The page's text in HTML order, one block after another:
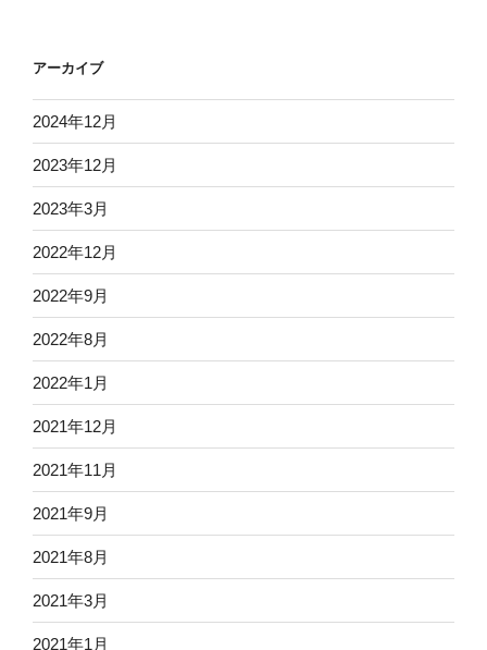
アーカイブ
2024年12月
2023年12月
2023年3月
2022年12月
2022年9月
2022年8月
2022年1月
2021年12月
2021年11月
2021年9月
2021年8月
2021年3月
2021年1月